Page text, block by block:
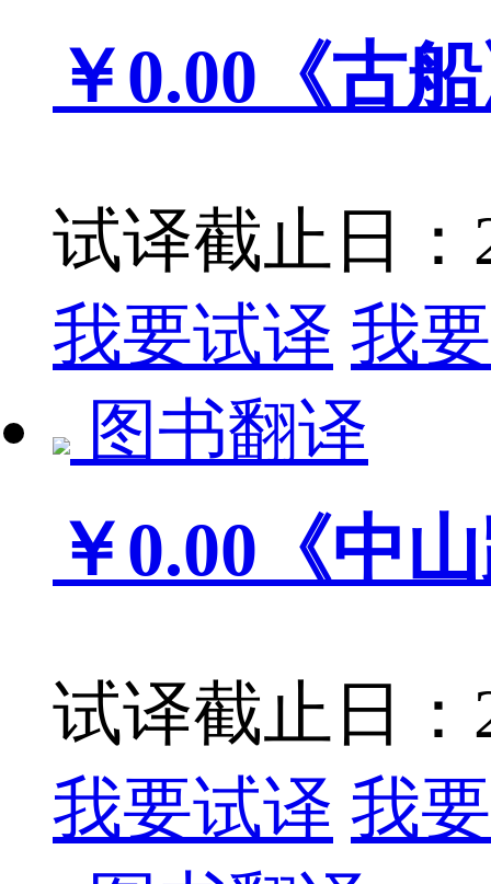
￥0.00 《古
试译截止日：
我要试译 我
图书翻译
￥0.00 《中
试译截止日：
我要试译 我